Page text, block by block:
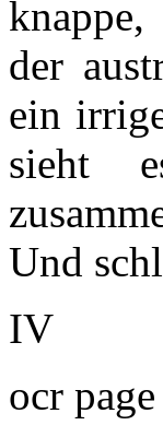
der
ein
sieht
Und
IV
ocr